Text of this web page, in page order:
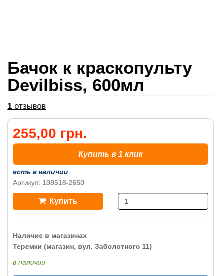
Бачок к краскопульту
Devilbiss, 600мл
1 отзывов
255,00 грн.
Купить в 1 клик
есть в наличии
Артикул: 108518-2650
Купить
Наличие в магазинах
Теремки (магазин, вул. Заболотного 11)
в наличии